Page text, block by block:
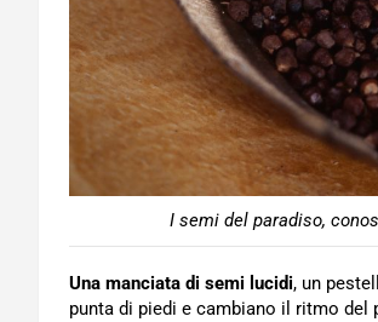
I semi del paradiso,
Una manciata di semi lucidi, un
punta di piedi e cambiano il ritmo